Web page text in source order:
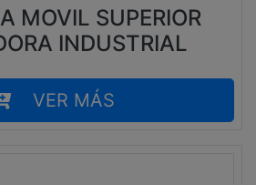
MOVIL SUPERIOR
INDUSTRIAL
VER MÁS